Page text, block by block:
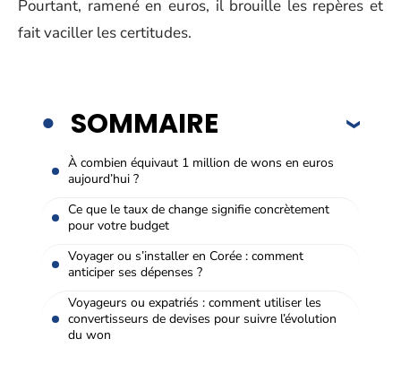
Pourtant, ramené en euros, il brouille les repères et
fait vaciller les certitudes.
SOMMAIRE
À combien équivaut 1 million de wons en euros
aujourd’hui ?
Ce que le taux de change signifie concrètement
pour votre budget
Voyager ou s’installer en Corée : comment
anticiper ses dépenses ?
Voyageurs ou expatriés : comment utiliser les
convertisseurs de devises pour suivre l’évolution
du won